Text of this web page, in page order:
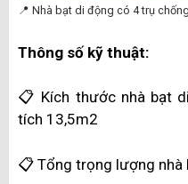
📍 Nhà bạt di động có 4 trụ
Thông số kỹ thuật:
📋 Kích thước nhà bạt
tích 13,5m2
📋 Tổng trọng lượng nhà